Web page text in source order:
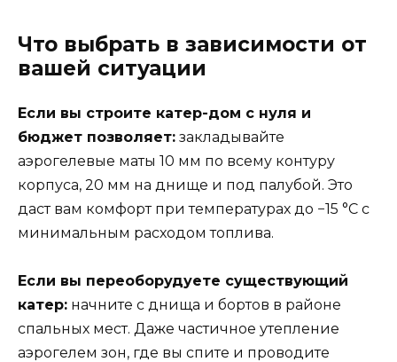
Что выбрать в зависимости от
вашей ситуации
Если вы строите катер-дом с нуля и
бюджет позволяет: закладывайте
аэрогелевые маты 10 мм по всему контуру
корпуса, 20 мм на днище и под палубой. Это
даст вам комфорт при температурах до −15 °C с
минимальным расходом топлива.
Если вы переоборудуете существующий
катер: начните с днища и бортов в районе
спальных мест. Даже частичное утепление
аэрогелем зон, где вы спите и проводите